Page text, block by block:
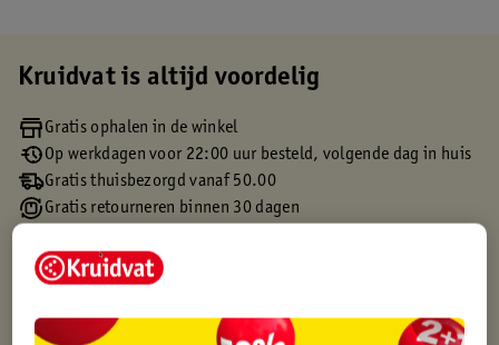
Kruidvat is altijd voordelig
Gratis ophalen in de winkel
Op werkdagen voor 22:00 uur besteld, volgende dag in huis
Gratis thuisbezorgd vanaf 50.00
Gratis retourneren binnen 30 dagen